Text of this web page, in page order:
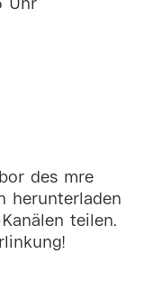
Uhr
des mre
herunterladen
teilen.